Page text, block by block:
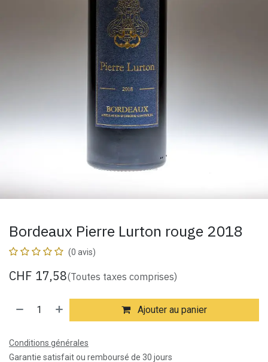
Bordeaux Pierre Lurton rouge 2018
(0 avis)
CHF 17,58(Toutes taxes comprises)
Ajouter au panier
Conditions générales
Garantie satisfait ou remboursé de 30 jours